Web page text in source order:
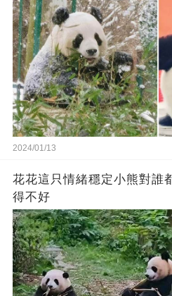
2024/01/13
花花這只情緒穩定小熊對誰
得不好